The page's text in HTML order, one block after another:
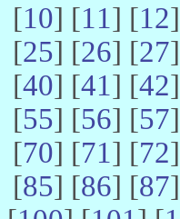
[10] [11] [12
[25] [26] [27
[40] [41] [42
[55] [56] [57
[70] [71] [72
[85] [86] [87